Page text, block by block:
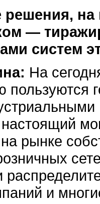
решения,
—
систем
На
пользуются
рынке
и